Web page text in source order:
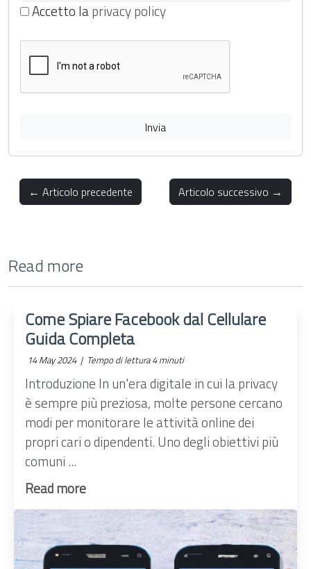
Accetto laprivacy policy
Invia
← Articolo precedente Articolo successivo →
Read more
Come Spiare Facebook dal Cellulare
Guida Completa
14 May 2024 | Tempo di lettura 4 minuti
Introduzione In un'era digitale in cui la privacy
è sempre più preziosa, molte persone cercano
modi per monitorare le attività online dei
propri cari o dipendenti. Uno degli obiettivi più
comuni ...
Read more